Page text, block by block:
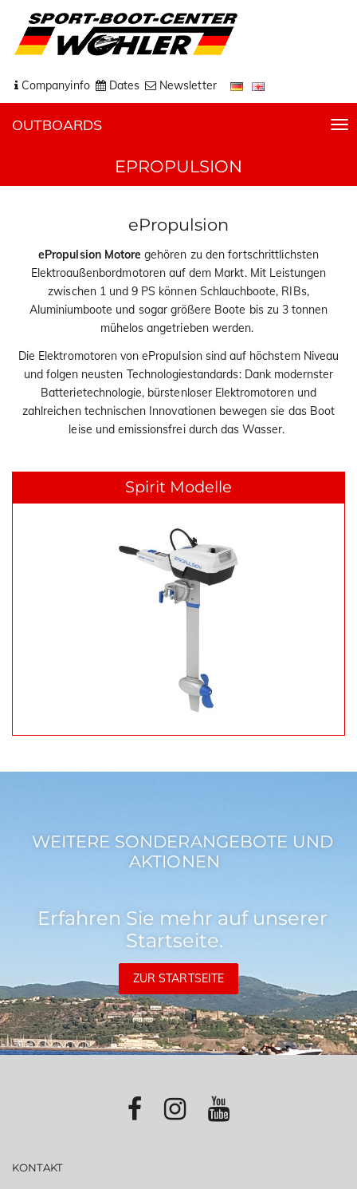
Companyinfo Dates Newsletter
OUTBOARDS
T
EPROPULSION
ePropulsion
ePropulsion Motoregehören zu den fortschrittlichsten
Elektroaußenbordmotoren auf dem Markt. Mit Leistungen
zwischen 1 und 9 PS können Schlauchboote, RIBs,
Aluminiumboote und sogar größere Boote bis zu 3 tonnen
mühelos angetrieben werden.
Die Elektromotoren von ePropulsion sind auf höchstem Niveau
und folgen neusten Technologiestandards: Dank modernster
Batterietechnologie, bürstenloser Elektromotoren und
zahlreichen technischen Innovationen bewegen sie das Boot
leise und emissionsfrei durch das Wasser.
Spirit Modelle
WEITERE SONDERANGEBOTE UND
AKTIONEN
Erfahren Sie mehr auf unserer
Startseite.
ZUR STARTSEITE
KONTAKT